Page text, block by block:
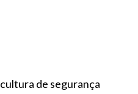
de segurança